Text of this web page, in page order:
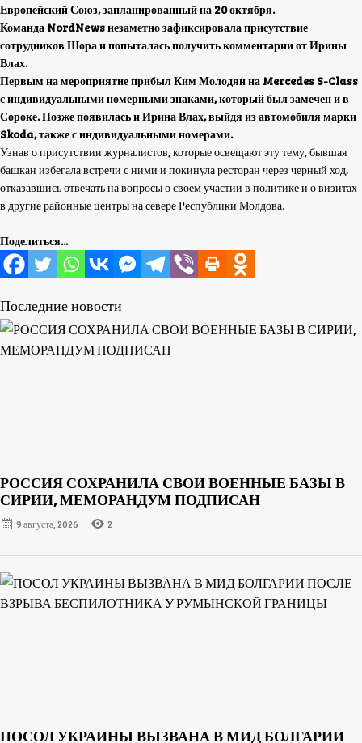
Европейский Союз, запланированный на 20 октября.
Команда NordNews незаметно зафиксировала присутствие
сотрудников Шора и попыталась получить комментарии от Ирины
Влах.
Первым на мероприятие прибыл Ким Молодян на Mercedes S-Class
с индивидуальными номерными знаками, который был замечен и в
Сороке. Позже появилась и Ирина Влах, выйдя из автомобиля марки
Skoda, также с индивидуальными номерами.
Узнав о присутствии журналистов, которые освещают эту тему, бывшая
башкан избегала встречи с ними и покинула ресторан через черный ход,
отказавшись отвечать на вопросы о своем участии в политике и о визитах
в другие районные центры на севере Республики Молдова.
Поделиться...
Последние новости
РОССИЯ СОХРАНИЛА СВОИ ВОЕННЫЕ БАЗЫ В
СИРИИ, МЕМОРАНДУМ ПОДПИСАН
9 августа, 2026 2
ПОСОЛ УКРАИНЫ ВЫЗВАНА В МИД БОЛГАРИИ